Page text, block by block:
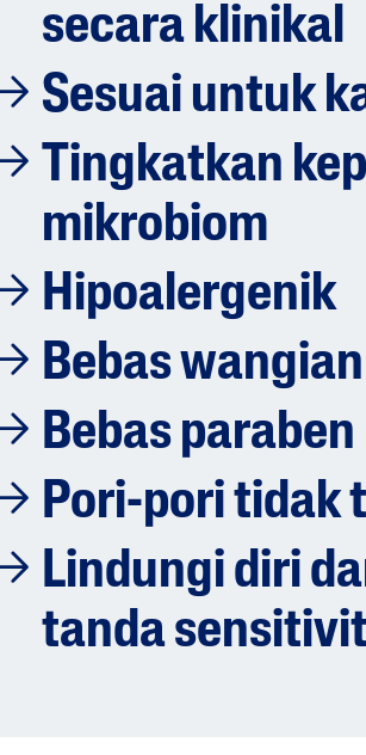
secara klinikal
Sesuai untuk
Tingkatkan
mikrobiom
Hipoalergenik
Bebas wangian
Bebas paraben
Pori-pori tidak
Lindungi diri
tanda